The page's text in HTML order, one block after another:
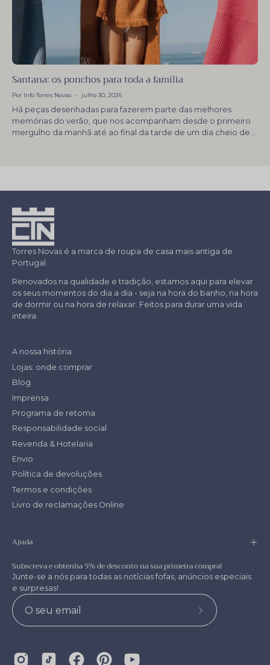
Santana: os ponchos para toda a família
Por Info Torres Novas julho 30, 2026
Há peças desenhadas para fazerem parte das melhores
memórias do verão, que nos acompanham desde o primeiro
mergulho da manhã até ao final da tarde de um dia cheio de
Torres Novas é a marca de roupa de casa mais antiga de
Portugal.
Renovados na qualidade e tradição, estamos aqui para elevar
os seus momentos do dia a dia - seja na hora do banho, na hora
de dormir ou na hora de relaxar. Feitos para durar uma vida
inteira.
A nossa história
Lojas: onde comprar
Blog
Imprensa
Programa de retoma
Responsabilidade social
Revenda & Hotelaria
Envio
Política de devoluções
Termos e condições
Livro de reclamações Online
Ajuda
Subscreva e obtenha 5% de desconto na sua primeira compra!
Junte-se a nós para todas as notícias fofas, anúncios especiais
e surpresas!
Subscrever